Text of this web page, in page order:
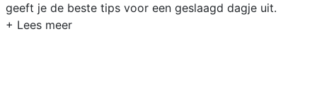
geeft je de beste tips voor een geslaagd dagje uit.